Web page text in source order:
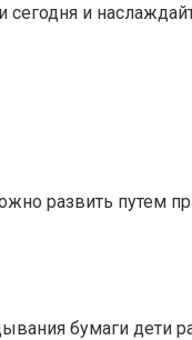
и
развить путем
бумаги дети